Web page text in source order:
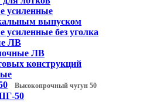
усиленные
выпуском
усиленные без уголка
ЛВ
ЛВ
конструкций
Высокопрочный чугун 50
50